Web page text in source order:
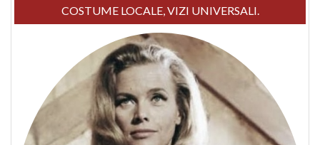
COSTUME LOCALE, VIZI UNIVERSALI.